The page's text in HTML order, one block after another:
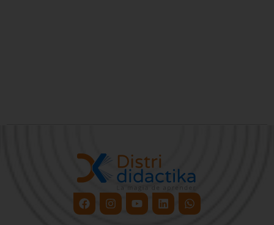
FacebookInstagram
YoutubeLinkedinWhatsapp